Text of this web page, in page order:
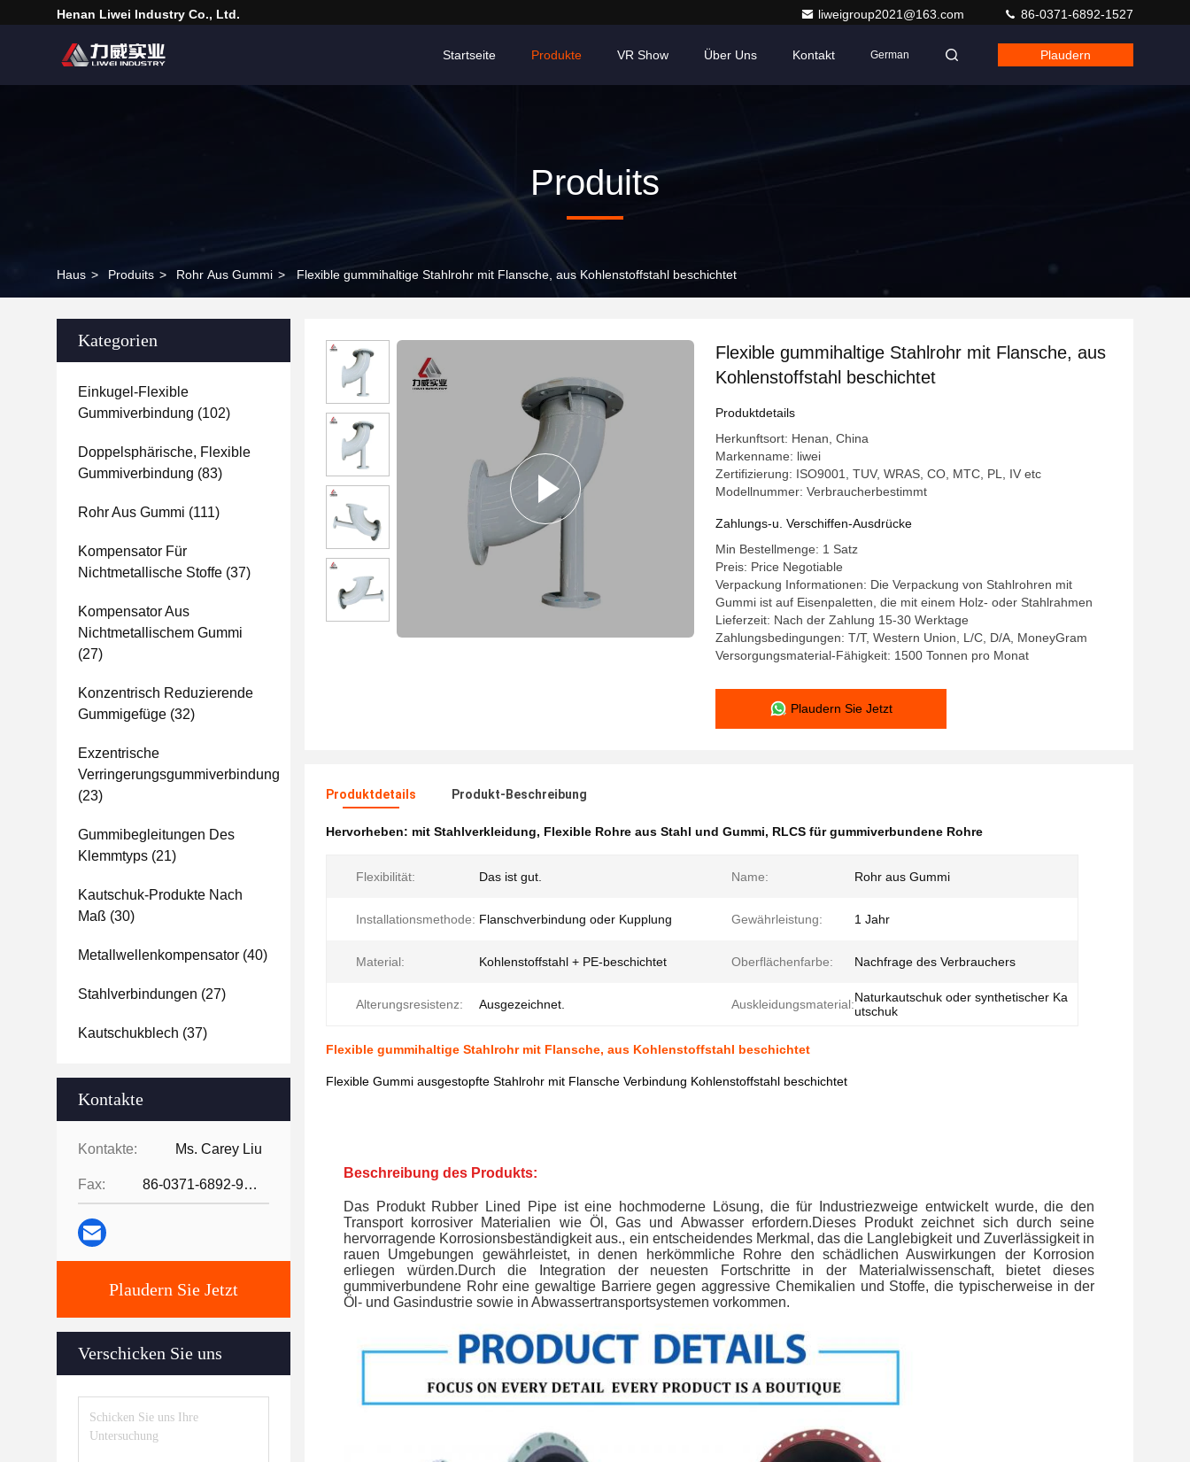
Henan Liwei Industry Co., Ltd. liweigroup2021@163.com 86-0371-6892-1527
Startseite Produkte VR Show Über Uns Kontakt German Plaudern
Produits
Haus > Produits > Rohr Aus Gummi > Flexible gummihaltige Stahlrohr mit Flansche, aus Kohlenstoffstahl beschichtet
Kategorien
Einkugel-Flexible
Gummiverbindung (102)
Doppelsphärische, Flexible
Gummiverbindung (83)
Rohr Aus Gummi (111)
Kompensator Für
Nichtmetallische Stoffe (37)
Kompensator Aus
Nichtmetallischem Gummi
(27)
Konzentrisch Reduzierende
Gummigefüge (32)
Exzentrische
Verringerungsgummiverbindung
(23)
Gummibegleitungen Des
Klemmtyps (21)
Kautschuk-Produkte Nach
Maß (30)
Metallwellenkompensator (40)
Stahlverbindungen (27)
Kautschukblech (37)
Kontakte
Kontakte: Ms. Carey Liu
Fax: 86-0371-6892-9024
Plaudern Sie Jetzt
Verschicken Sie uns
Flexible gummihaltige Stahlrohr mit Flansche, aus
Kohlenstoffstahl beschichtet
Produktdetails
Herkunftsort: Henan, China
Markenname: liwei
Zertifizierung: ISO9001, TUV, WRAS, CO, MTC, PL, IV etc
Modellnummer: Verbraucherbestimmt
Zahlungs-u. Verschiffen-Ausdrücke
Min Bestellmenge: 1 Satz
Preis: Price Negotiable
Verpackung Informationen: Die Verpackung von Stahlrohren mit
Gummi ist auf Eisenpaletten, die mit einem Holz- oder Stahlrahmen
Lieferzeit: Nach der Zahlung 15-30 Werktage
Zahlungsbedingungen: T/T, Western Union, L/C, D/A, MoneyGram
Versorgungsmaterial-Fähigkeit: 1500 Tonnen pro Monat
Plaudern Sie Jetzt
Produktdetails Produkt-Beschreibung
Hervorheben: mit Stahlverkleidung, Flexible Rohre aus Stahl und Gummi, RLCS für gummiverbundene Rohre
Flexibilität: Das ist gut. Name: Rohr aus Gummi
Installationsmethode: Flanschverbindung oder Kupplung Gewährleistung: 1 Jahr
Material: Kohlenstoffstahl + PE-beschichtet Oberflächenfarbe: Nachfrage des Verbrauchers
Alterungsresistenz: Ausgezeichnet. Auskleidungsmaterial:Naturkautschuk oder synthetischer Ka
utschuk
Flexible gummihaltige Stahlrohr mit Flansche, aus Kohlenstoffstahl beschichtet
Flexible Gummi ausgestopfte Stahlrohr mit Flansche Verbindung Kohlenstoffstahl beschichtet
Beschreibung des Produkts:
Das Produkt Rubber Lined Pipe ist eine hochmoderne Lösung, die für Industriezweige entwickelt wurde, die den
Transport korrosiver Materialien wie Öl, Gas und Abwasser erfordern.Dieses Produkt zeichnet sich durch seine
hervorragende Korrosionsbeständigkeit aus., ein entscheidendes Merkmal, das die Langlebigkeit und Zuverlässigkeit in
rauen Umgebungen gewährleistet, in denen herkömmliche Rohre den schädlichen Auswirkungen der Korrosion
erliegen würden.Durch die Integration der neuesten Fortschritte in der Materialwissenschaft, bietet dieses
gummiverbundene Rohr eine gewaltige Barriere gegen aggressive Chemikalien und Stoffe, die typischerweise in der
Öl- und Gasindustrie sowie in Abwassertransportsystemen vorkommen.